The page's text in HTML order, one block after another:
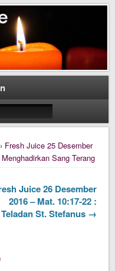
dan Menyegarkan
› Fresh Juice 25 Desember
Sang Terang
Juice 26 Desember
2016 – Mat. 10:17-22 :
Teladan St. Stefanus →